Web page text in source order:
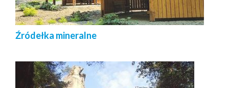
Źródełka mineralne